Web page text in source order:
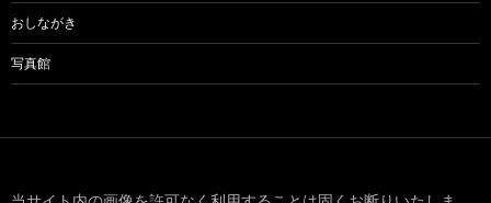
おしながき
写真館